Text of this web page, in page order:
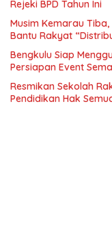
Rejeki BPD Tahun Ini
Musim Kemarau
Bantu Rakyat
Bengkulu Siap
Persiapan Event
Resmikan Sekolah
Pendidikan Hak